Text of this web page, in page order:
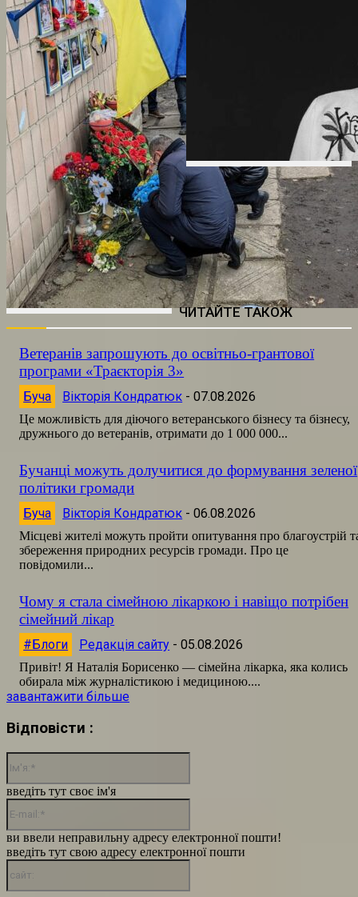
ЧИТАЙТЕ ТАКОЖ
Ветеранів запрошують до освітньо-грантової
програми «Траєкторія 3»
Буча Вікторія Кондратюк - 07.08.2026
Це можливість для діючого ветеранського бізнесу та бізнесу,
дружнього до ветеранів, отримати до 1 000 000...
Бучанці можуть долучитися до формування зеленої
політики громади
Буча Вікторія Кондратюк - 06.08.2026
Місцеві жителі можуть пройти опитування про благоустрій
збереження природних ресурсів громади. Про це
повідомили...
Чому я стала сімейною лікаркою і навіщо потрібен
сімейний лікар
#Блоги Редакція сайту - 05.08.2026
Привіт! Я Наталія Борисенко — сімейна лікарка, яка колись
обирала між журналістикою і медициною....
завантажити більше
Відповісти :
введіть тут своє ім'я
ви ввели неправильну адресу електронної пошти!
введіть тут свою адресу електронної пошти